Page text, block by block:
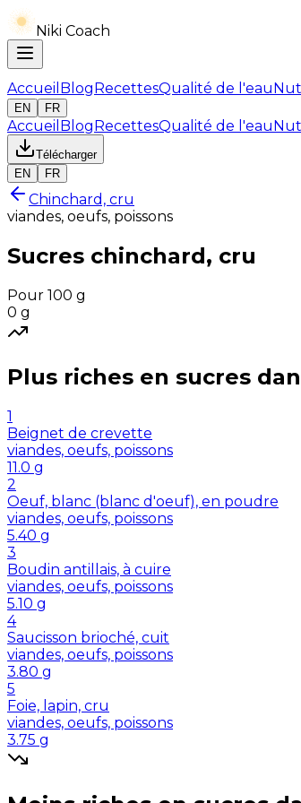
Niki Coach
Accueil BlogRecettesQualité de l'eau
EN
FR
Accueil BlogRecettesQualité de l'eau
Télécharger
EN
FR
Chinchard, cru
viandes, oeufs, poissons
Sucres chinchard, cru
Pour 100 g
0 g
Plus riches en sucres
1
Beignet de crevette
viandes, oeufs, poissons
11.0 g
2
Oeuf, blanc (blanc d'oeuf), en poudre
viandes, oeufs, poissons
5.40 g
3
Boudin antillais, à cuire
viandes, oeufs, poissons
5.10 g
4
Saucisson brioché, cuit
viandes, oeufs, poissons
3.80 g
5
Foie, lapin, cru
viandes, oeufs, poissons
3.75 g